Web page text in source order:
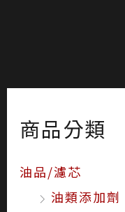
商品分類
油品/濾芯
油類添加劑